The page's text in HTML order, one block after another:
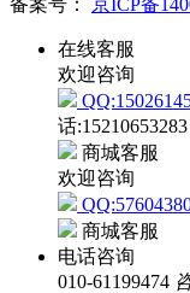
备案号： 京ICP备
在线客服
欢迎咨询
话:15210653283
商城客服
欢迎咨询
商城客服
电话咨询